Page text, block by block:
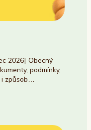
2026] Obecný
podmínky,
i způsob…